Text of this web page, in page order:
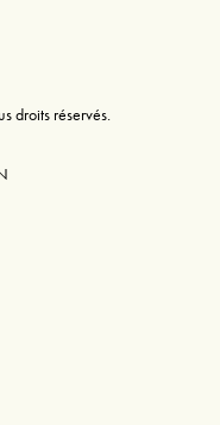
droits réservés.